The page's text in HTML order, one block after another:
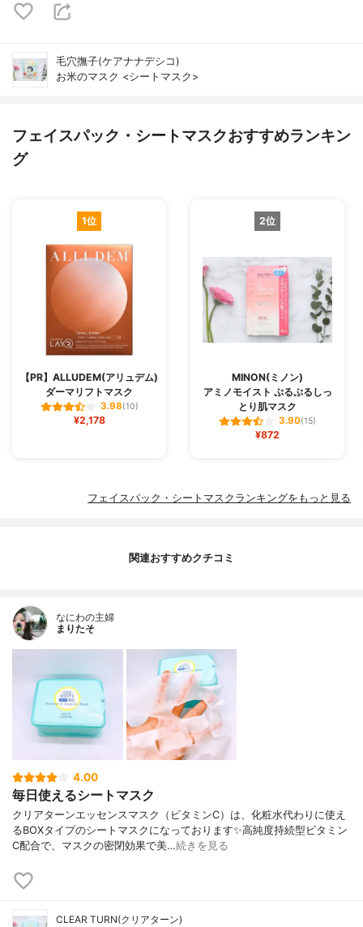
毛穴撫子(ケアナナデシコ)
お米のマスク <シートマスク>
フェイスパック・シートマスクおすすめランキン
グ
1位
【PR】ALLUDEM(アリュデム)
ダーマリフトマスク
3.98(10)
¥2,178
2位
MINON(ミノン)
アミノモイスト ぷるぷるしっ
とり肌マスク
3.90(15)
¥872
フェイスパック・シートマスクランキングをもっと見る
関連おすすめクチコミ
なにわの主婦
まりたそ
4.00
毎日使えるシートマスク
クリアターンエッセンスマスク（ビタミンC）は、化粧水代わりに使え
るBOXタイプのシートマスクになっております✨高純度持続型ビタミン
C配合で、マスクの密閉効果で美…続きを見る
CLEAR TURN(クリアターン)